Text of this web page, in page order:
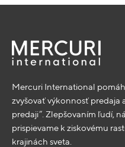
Mercuri International
zvyšovať výkonnosť predaja
predaji”. Zlepšovaním ľudí,
prispievame k ziskovému
krajinách sveta.